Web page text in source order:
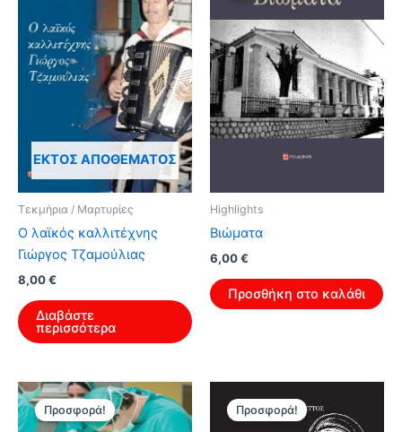
ΕΚΤΌΣ ΑΠΟΘΈΜΑΤΟΣ
Τεκμήρια / Μαρτυρίες
Ο λαϊκός καλλιτέχνης
Γιώργος Τζαμούλιας
8,00€
Διαβάστε
περισσότερα
Highlights
Βιώματα
Original
was:
9,60 €.
6,00€
τιμή
είναι:
Προσθήκη στο καλάθι
Προσφορά! Προσφορά!